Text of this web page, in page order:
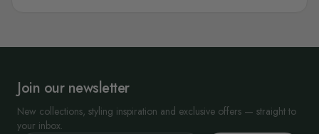
Join our newsletter
New collections, styling inspiration and exclusive offers — straight to
your inbox.